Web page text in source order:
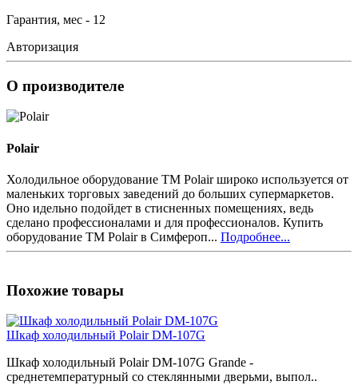
Гарантия, мес - 12
Авторизация
О производителе
Polair
Холодильное оборудование ТМ Polair широко используется от
маленьких торговых заведений до больших супермаркетов.
Оно идельно подойдет в стисненных помещениях, ведь
сделано профессионалами и для профессионалов. Купить
оборудование ТМ Polair в Симфероп... Подробнее...
Похожие товары
Шкаф холодильный Polair DM-107G
Шкаф холодильный Polair DM-107G Grande -
среднетемпературный со стеклянными дверьми, выпол..